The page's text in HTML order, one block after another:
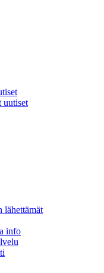
uutiset
lähettämät
info